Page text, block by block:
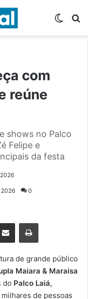
com
reúne
shows no Palco
Felipe e
da festa
2026 0
de grande público
Maiara & Maraisa
do Palco Laiá,
de pessoas